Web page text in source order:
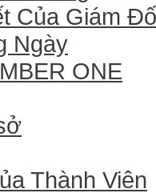
Của Giám
Ngày
ONE
Thành Viên